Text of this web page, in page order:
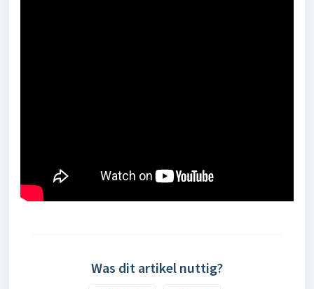
Was dit artikel nuttig?